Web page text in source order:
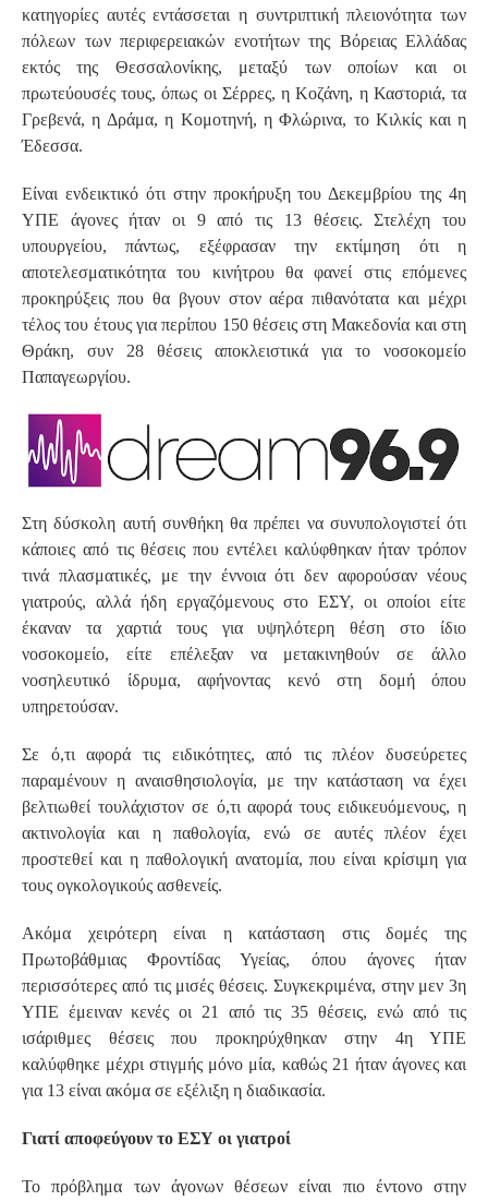
κατηγορίες αυτές εντάσσεται η συντριπτική πλειονότητα των
πόλεων των περιφερειακών ενοτήτων της Βόρειας Ελλάδας
εκτός της Θεσσαλονίκης, μεταξύ των οποίων και οι
πρωτεύουσές τους, όπως οι Σέρρες, η Κοζάνη, η Καστοριά, τα
Γρεβενά, η Δράμα, η Κομοτηνή, η Φλώρινα, το Κιλκίς και η
Έδεσσα.
Είναι ενδεικτικό ότι στην προκήρυξη του Δεκεμβρίου της 4η
ΥΠΕ άγονες ήταν οι 9 από τις 13 θέσεις. Στελέχη του
υπουργείου, πάντως, εξέφρασαν την εκτίμηση ότι η
αποτελεσματικότητα του κινήτρου θα φανεί στις επόμενες
προκηρύξεις που θα βγουν στον αέρα πιθανότατα και μέχρι
τέλος του έτους για περίπου 150 θέσεις στη Μακεδονία και στη
Θράκη, συν 28 θέσεις αποκλειστικά για το νοσοκομείο
Παπαγεωργίου.
Στη δύσκολη αυτή συνθήκη θα πρέπει να συνυπολογιστεί ότι
κάποιες από τις θέσεις που εντέλει καλύφθηκαν ήταν τρόπον
τινά πλασματικές, με την έννοια ότι δεν αφορούσαν νέους
γιατρούς, αλλά ήδη εργαζόμενους στο ΕΣΥ, οι οποίοι είτε
έκαναν τα χαρτιά τους για υψηλότερη θέση στο ίδιο
νοσοκομείο, είτε επέλεξαν να μετακινηθούν σε άλλο
νοσηλευτικό ίδρυμα, αφήνοντας κενό στη δομή όπου
υπηρετούσαν.
Σε ό,τι αφορά τις ειδικότητες, από τις πλέον δυσεύρετες
παραμένουν η αναισθησιολογία, με την κατάσταση να έχει
βελτιωθεί τουλάχιστον σε ό,τι αφορά τους ειδικευόμενους, η
ακτινολογία και η παθολογία, ενώ σε αυτές πλέον έχει
προστεθεί και η παθολογική ανατομία, που είναι κρίσιμη για
τους ογκολογικούς ασθενείς.
Ακόμα χειρότερη είναι η κατάσταση στις δομές της
Πρωτοβάθμιας Φροντίδας Υγείας, όπου άγονες ήταν
περισσότερες από τις μισές θέσεις. Συγκεκριμένα, στην μεν 3η
ΥΠΕ έμειναν κενές οι 21 από τις 35 θέσεις, ενώ από τις
ισάριθμες θέσεις που προκηρύχθηκαν στην 4η ΥΠΕ
καλύφθηκε μέχρι στιγμής μόνο μία, καθώς 21 ήταν άγονες και
για 13 είναι ακόμα σε εξέλιξη η διαδικασία.
Γιατί αποφεύγουν το ΕΣΥ οι γιατροί
Το πρόβλημα των άγονων θέσεων είναι πιο έντονο στην